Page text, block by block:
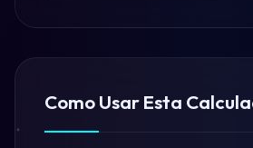
Como Usar Esta